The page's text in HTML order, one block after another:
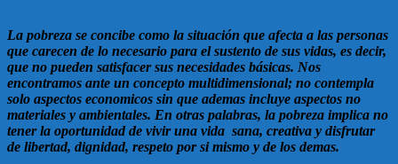
La pobreza se concibe como la situación que afecta a las personas
que carecen de lo necesario para el sustento de sus vidas, es decir,
que no pueden satisfacer sus necesidades básicas. Nos
encontramos ante un concepto multidimensional; no contempla
solo aspectos economicos sin que ademas incluye aspectos no
materiales y ambientales. En otras palabras, la pobreza implica no
tener la oportunidad de vivir una vida sana, creativa y disfrutar
de libertad, dignidad, respeto por si mismo y de los demas.